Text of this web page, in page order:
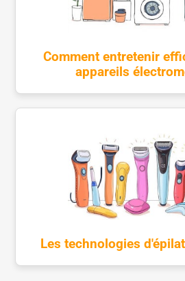
Comment entretenir
appareils
Les technologies